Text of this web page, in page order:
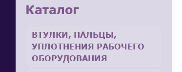
Каталог
ВТУЛКИ, ПАЛЬЦЫ,
УПЛОТНЕНИЯ РАБОЧЕГО
ОБОРУДОВАНИЯ